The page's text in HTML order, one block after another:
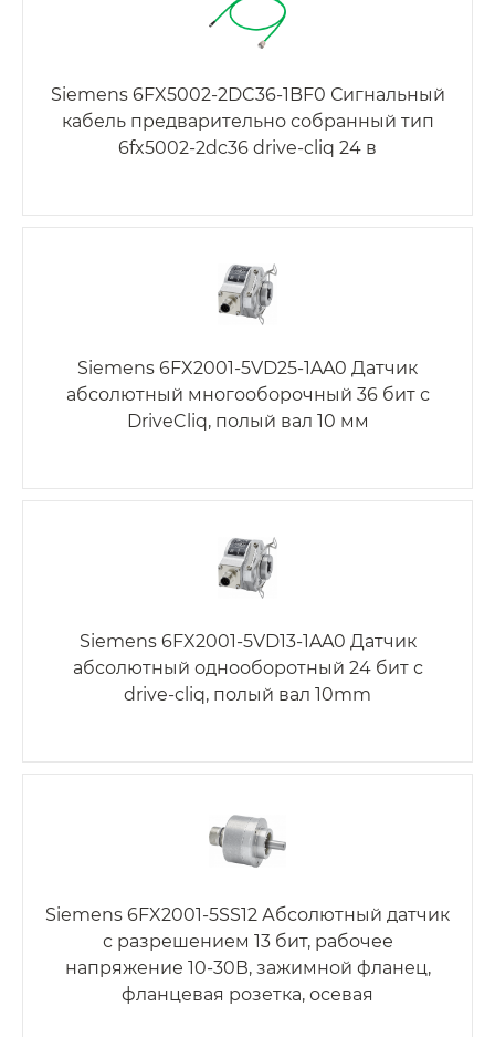
Siemens 6FX5002-2DC36-1BF0 Сигнальный
кабель предварительно собранный тип
6fx5002-2dc36 drive-cliq 24 в
Siemens 6FX2001-5VD25-1AA0 Датчик
абсолютный многооборочный 36 бит с
DriveCliq, полый вал 10 мм
Siemens 6FX2001-5VD13-1AA0 Датчик
абсолютный однооборотный 24 бит с
drive-cliq, полый вал 10mm
Siemens 6FX2001-5SS12 Абсолютный датчик
с разрешением 13 бит, рабочее
напряжение 10-30В, зажимной фланец,
фланцевая розетка, осевая